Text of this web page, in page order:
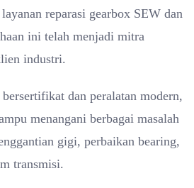
reparasi gearbox SEW dan
ini telah menjadi mitra
industri.
dan peralatan modern,
menangani berbagai masalah
gigi, perbaikan bearing,
transmisi.